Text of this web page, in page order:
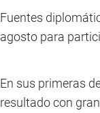
Fuentes
agosto para
En sus primeras
resultado con